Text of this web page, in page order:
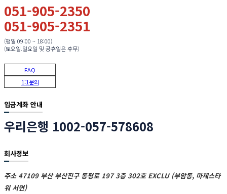
051-905-2350
051-905-2351
(평일 09:00 ~ 18:00)
(토요일.일요일 및 공휴일은 휴무)
FAQ
1:1문의
입금계좌 안내
우리은행 1002-057-578608
회사정보
주소 47109 부산 부산진구 동평로 197 3층 302호 EXCLU (부암동, 마제스타
워 서면)